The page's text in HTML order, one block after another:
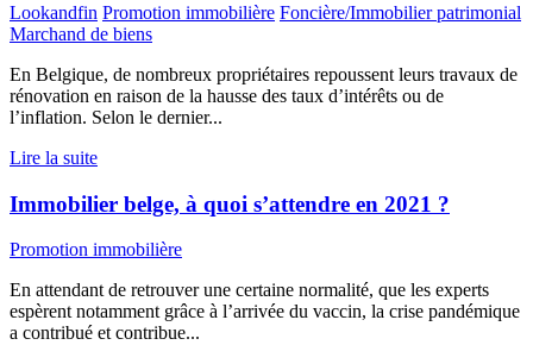
Lookandfin Promotion immobilière Foncière/Immobilier patrimonial
Marchand de biens
En Belgique, de nombreux propriétaires repoussent leurs travaux de
rénovation en raison de la hausse des taux d’intérêts ou de
l’inflation. Selon le dernier...
Lire la suite
Immobilier belge, à quoi s’attendre en 2021 ?
Promotion immobilière
En attendant de retrouver une certaine normalité, que les experts
espèrent notamment grâce à l’arrivée du vaccin, la crise pandémique
a contribué et contribue...